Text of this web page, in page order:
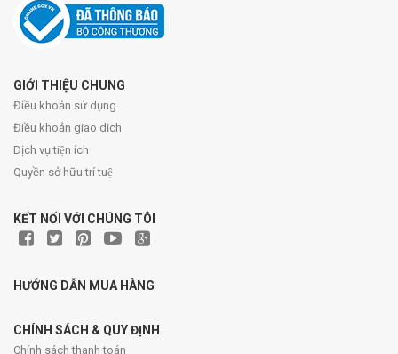
GIỚI THIỆU CHUNG
Điều khoản sử dụng
Điều khoản giao dịch
Dịch vụ tiện ích
Quyền sở hữu trí tuệ
KẾT NỐI VỚI CHÚNG TÔI
HƯỚNG DẪN MUA HÀNG
CHÍNH SÁCH & QUY ĐỊNH
Chính sách thanh toán